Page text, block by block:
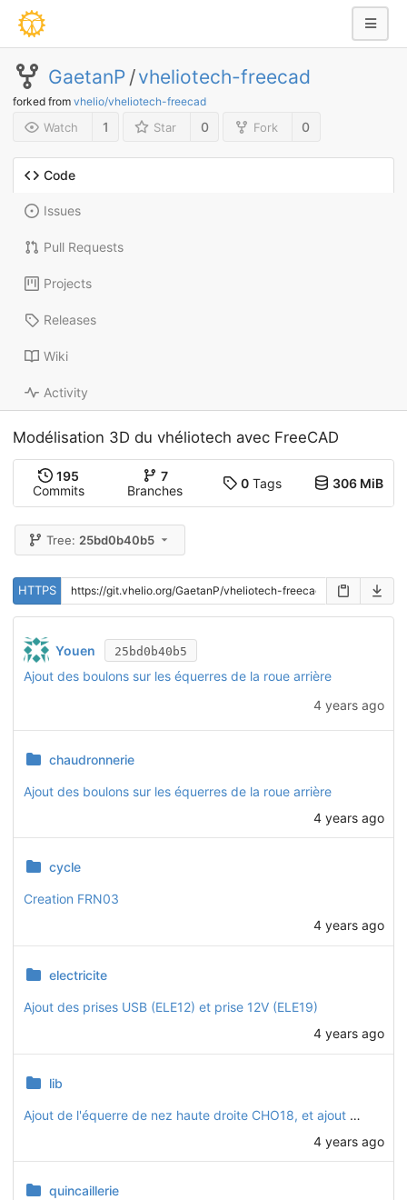
GaetanP /vheliotech-freecad
forked from vhelio/vheliotech-freecad
Watch 1 Star 0 Fork 0
Code
Issues
Pull Requests
Projects
Releases
Wiki
Activity
Modélisation 3D du vhéliotech avec FreeCAD
195
Commits
7
Branches
0Tags 306 MiB
Tree: 25bd0b40b5
HTTPS
Youen 25bd0b40b5
Ajout des boulons sur les équerres de la roue arrière
4 years ago
chaudronnerie
Ajout des boulons sur les équerres de la roue arrière
4 years ago
cycle
Creation FRN03
4 years ago
electricite
Ajout des prises USB (ELE12) et prise 12V (ELE19)
4 years ago
lib
Ajout de l'équerre de nez haute droite CHO18, et ajout du logo sur CHO19
4 years ago
quincaillerie